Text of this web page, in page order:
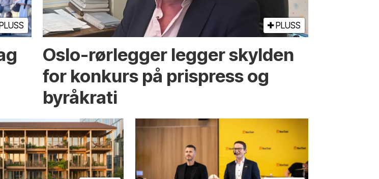
PLUSS
Oslo-rørlegger legger skylden
for konkurs på prispress og
byråkrati